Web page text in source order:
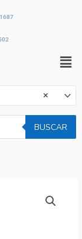
×
BUSCAR